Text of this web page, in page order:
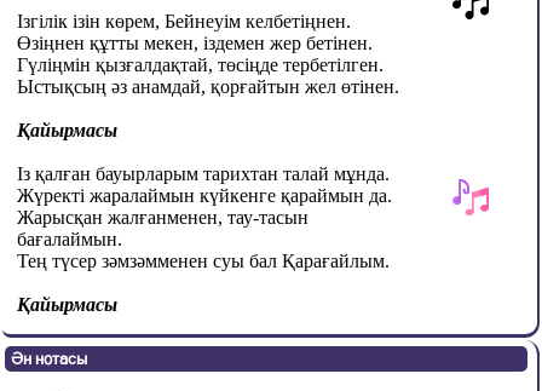
Ізгілік ізін көрем, Бейнеуім келбетіңнен.
Өзіңнен құтты мекен, іздемен жер бетінен.
Гүліңмін қызғалдақтай, төсіңде тербетілген.
Ыстықсың əз анамдай, қорғайтын жел өтінен.
Қайырмасы
Із қалған бауырларым тарихтан талай мұнда.
Жүректі жаралаймын күйкенге қараймын да.
Жарысқан жалғанменен, тау-тасын
бағалаймын.
Тең түсер зəмзəмменен суы бал Қарағайлым.
Қайырмасы
Ән нотасы